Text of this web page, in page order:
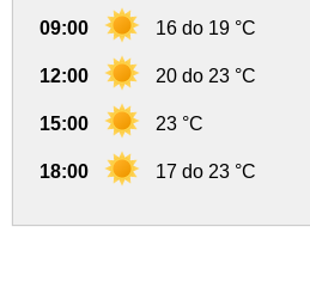
09:00 16 do 19 °C
12:00 20 do 23 °C
15:00 23 °C
18:00 17 do 23 °C